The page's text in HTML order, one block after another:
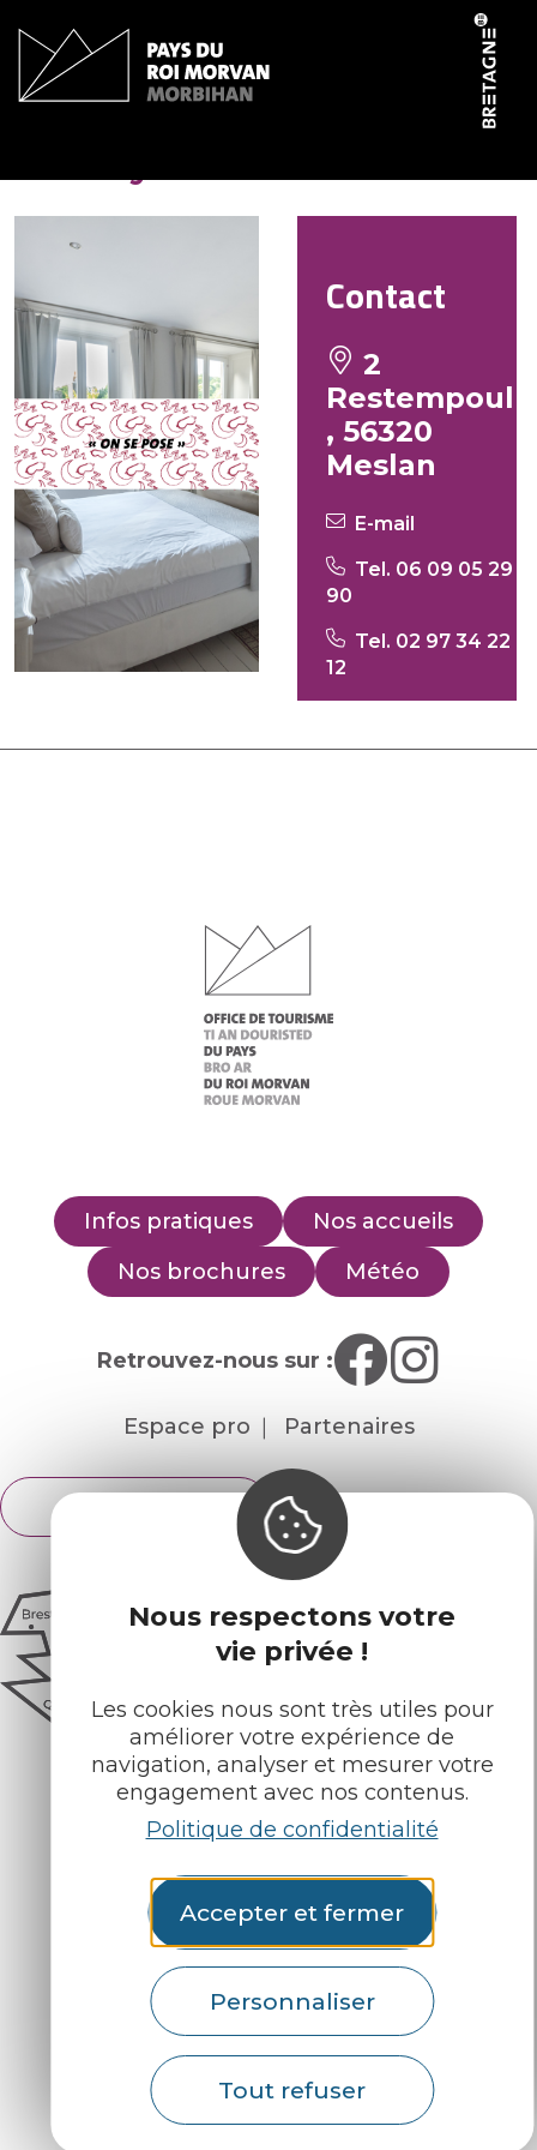
Nous respectons votre
vie privée !
Les cookies nous sont très utiles pour
améliorer votre expérience de
navigation, analyser et mesurer votre
engagement avec nos contenus.
Politique de confidentialité
Accepter et fermer
Personnaliser
Tout refuser
Contact
2
, 56320
Meslan
E-mail
Tel. 06 09 05 29
90
Tel. 02 97 34 22
12
Infos pratiques
Nos accueils
Nos brochures
Météo
Retrouvez-nous sur :
Espace pro Partenaires
Comment venir ?
Politique de confidentialité
Accessibilité